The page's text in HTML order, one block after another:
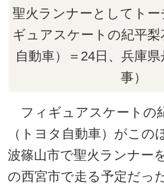
聖火ランナーとしてトー
ギュアスケートの紀平梨
自動車）＝24日、兵庫
事）
フィギュアスケートの
（トヨタ自動車）がこの
波篠山市で聖火ランナー
の西宮市で走る予定だっ